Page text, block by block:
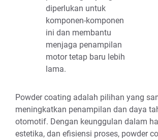
diperlukan untuk
komponen-komponen
ini dan membantu
menjaga penampilan
motor tetap baru lebih
lama.
Powder coating adalah pilihan yang
meningkatkan penampilan dan daya
otomotif. Dengan keunggulan dalam
estetika, dan efisiensi proses, powder